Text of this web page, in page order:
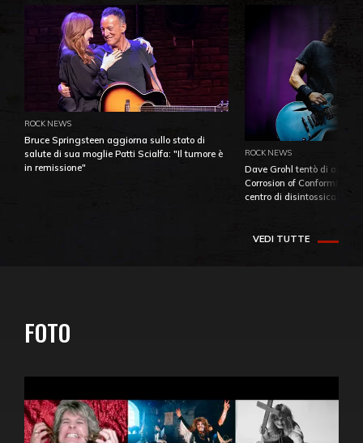
ROCK NEWS
Bruce Springsteen aggiorna sullo stato di
salute di sua moglie Patti Scialfa: "Il tumore è
in remissione"
ROCK NEWS
Dave Grohl tentò di
Corrosion of Conformity
centro di
VEDI TUTTE
FOTO